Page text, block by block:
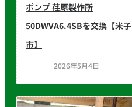
ポンプ 荏原製作所
50DWVA6.4SBを交換【米子
市】
2026年5月4日